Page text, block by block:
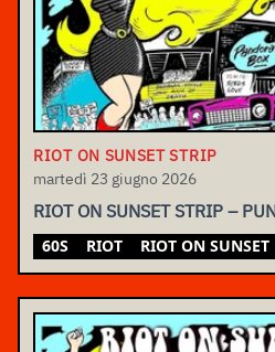
RIOT ON SUNSET STRIP
martedì 23 giugno 2026
RIOT ON SUNSET STRIP –
60S RIOT RIOT ON SUNSET